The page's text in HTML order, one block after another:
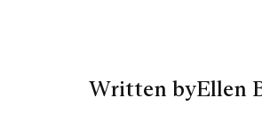
Written byEllen